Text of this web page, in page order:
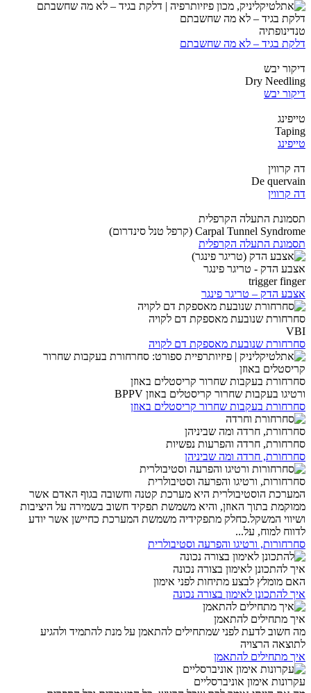
דלקת בגיד – לא מה שחשבתם
טנדינופתיה
דלקת בגיד – לא מה שחשבתם
דיקור יבש
Dry Needling
דיקור יבש
טייפינג
Taping
טייפינג
דה קרווין
De quervain
דה קרווין
תסמונת התעלה הקרפלית
Carpal Tunnel Syndrome (קרפל טנל סינדרום)
תסמונת התעלה הקרפלית
אצבע הדק - טריגר פינגר
trigger finger
אצבע הדק – טריגר פינגר
סחרחורת שנובעת מאספקת דם לקויה
VBI
סחרחורת שנובעת מאספקת דם לקויה
סחרחורת בעקבות שחרור קריסטלים באוזן
ורטיגו בעקבות שחרור קריסטלים באוזן BPPV
סחרחורת בעקבות שחרור קריסטלים באוזן
סחרחורת, חרדה ומה שביניהן
סחרחורת, חרדה והפרעות נפשיות
סחרחורת, חרדה ומה שביניהן
סחרחורות, ורטיגו והפרעה וסטיבולרית
המערכת הוסטיבולרית היא מערכת קטנה וחשובה בגוף האדם אשר
ממוקמת בתוך האוזן, והיא משמשת תפקיד חשוב בשמירה על היציבות
ושיווי המשקל.כחלק מתפקידיה משמשת המערכת כחיישן אשר יודע
לדווח למוח, על...
סחרחורות, ורטיגו והפרעה וסטיבולרית
איך להתכונן לאימון בצורה נכונה
האם מומלץ לבצע מתיחות לפני אימון
איך להתכונן לאימון בצורה נכונה
איך מתחילים להתאמן
מה חשוב לדעת לפני שמתחילים להתאמן על מנת להתמיד ולהגיע
לתוצאה הרצויה
איך מתחילים להתאמן
עקרונות אימון אוניברסליים